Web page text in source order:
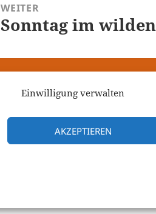
Einwilligung verwalten
AKZEPTIEREN
WEITER
Nächster
Sonntag im
Datenschutzerklärung